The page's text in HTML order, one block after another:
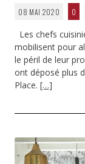
08 MAI 2020 0
Les chefs
mobilisent pour
le péril de leur
ont déposé plus
Place. […]